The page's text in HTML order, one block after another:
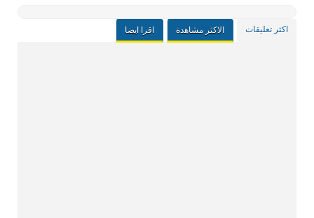
اكثر تعليقات الاكثر مشاهدة اقرا ايضا